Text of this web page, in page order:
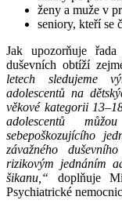
ženy a muže v
seniory, kteří se
Jak upozorňuje
duševních obtíží
letech sledujeme
adolescentů na
věkové kategorii 13–
adolescentů
sebepoškozujícího
závažného
rizikovým jednáním
šikanu,“ doplňuje
Psychiatrické